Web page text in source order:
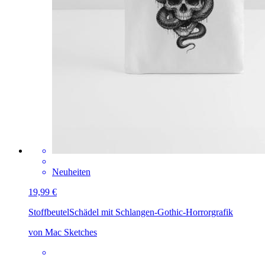
Neuheiten
19,99 €
StoffbeutelSchädel mit Schlangen-Gothic-Horrorgrafik
von Mac Sketches